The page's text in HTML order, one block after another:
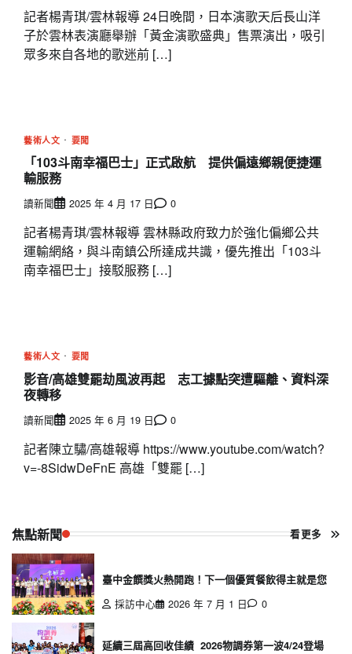
記者楊青琪/雲林報導 24日晚間，日本演歌天后長山洋
子於雲林表演廳舉辦「黃金演歌盛典」售票演出，吸引
眾多來自各地的歌迷前 […]
藝術人文 要聞
「103斗南幸福巴士」正式啟航 提供偏遠鄉親便捷運
輸服務
讀新聞 2025 年 4 月 17 日 0
記者楊青琪/雲林報導 雲林縣政府致力於強化偏鄉公共
運輸網絡，與斗南鎮公所達成共識，優先推出「103斗
南幸福巴士」接駁服務 […]
藝術人文 要聞
影音/高雄雙罷劫風波再起 志工據點突遭驅離、資料深
夜轉移
讀新聞 2025 年 6 月 19 日 0
記者陳立驌/高雄報導 https://www.youtube.com/watch?
v=-8SidwDeFnE 高雄「雙罷 […]
焦點新聞 看更多
臺中金饌獎火熱開跑！下一個優質餐飲得主就是您
採訪中心
2026 年 7 月 1 日 0
延續三屆高回收佳績 2026物調券第一波4/24登場